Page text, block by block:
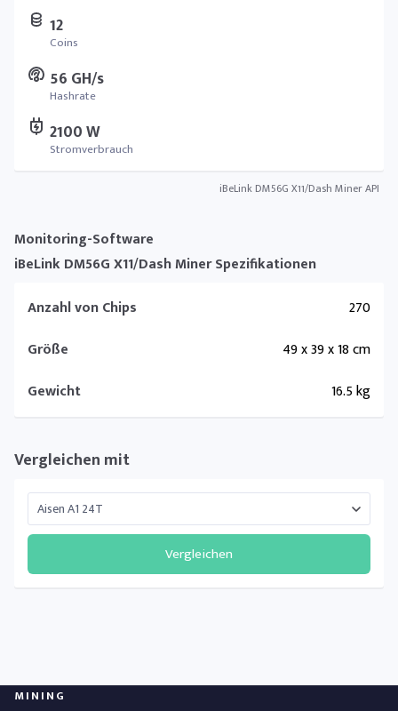
12
Coins
56 GH/s
Hashrate
2100 W
Stromverbrauch
iBeLink DM56G X11/Dash Miner API
Monitoring-Software
iBeLink DM56G X11/Dash Miner Spezifikationen
Anzahl von Chips
270
Größe
49 x 39 x 18 cm
Gewicht
16.5 kg
Vergleichen mit
Vergleichen
MINING